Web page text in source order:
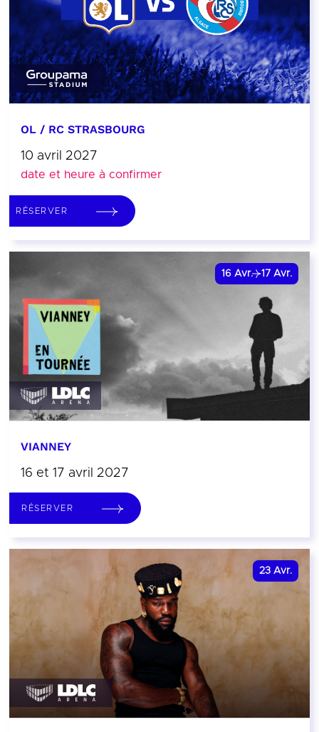
OL / RC STRASBOURG
10 avril 2027
date et heure à confirmer
RÉSERVER
16 Avr. 17 Avr.
VIANNEY
16 et 17 avril 2027
RÉSERVER
23 Avr.